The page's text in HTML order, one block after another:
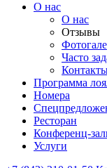
О нас
О нас
Отзывы
Часто
Программа
Номера
Ресторан
Конференц-
Услуги